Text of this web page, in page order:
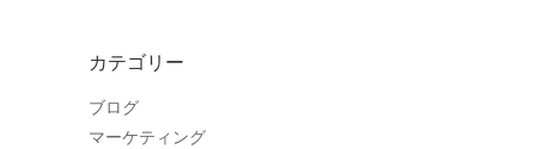
カテゴリー
ブログ
マーケティング